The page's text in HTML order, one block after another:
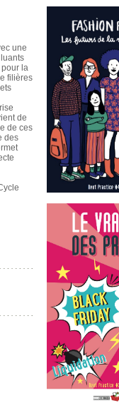
une
la
filières
de
de ces
des